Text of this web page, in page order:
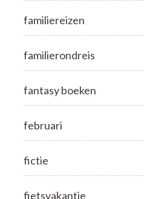
familiereizen
familierondreis
fantasy boeken
februari
fictie
fietsvakantie